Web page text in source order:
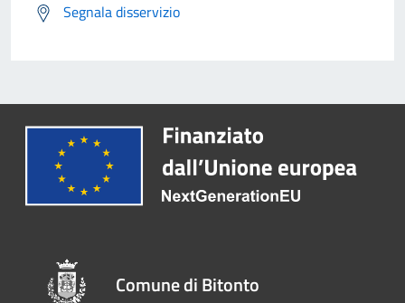
Segnala disservizio
Comune di Bitonto